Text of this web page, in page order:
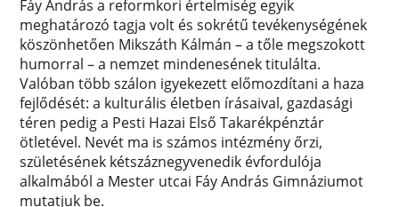
Fáy András a reformkori értelmiség egyik
meghatározó tagja volt és sokrétű tevékenységének
köszönhetően Mikszáth Kálmán – a tőle megszokott
humorral – a nemzet mindenesének titulálta.
Valóban több szálon igyekezett előmozdítani a haza
fejlődését: a kulturális életben írásaival, gazdasági
téren pedig a Pesti Hazai Első Takarékpénztár
ötletével. Nevét ma is számos intézmény őrzi,
születésének kétszáznegyvenedik évfordulója
alkalmából a Mester utcai Fáy András Gimnáziumot
mutatjuk be.